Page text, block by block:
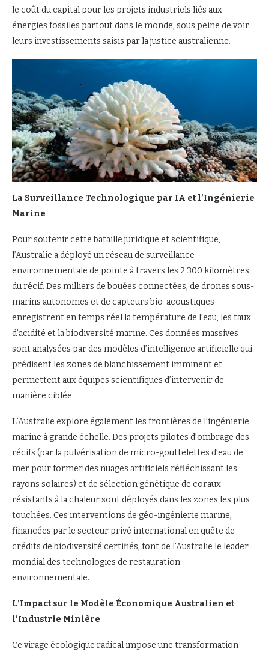
le coût du capital pour les projets industriels liés aux
énergies fossiles partout dans le monde, sous peine de voir
leurs investissements saisis par la justice australienne.
La Surveillance Technologique par IA et l’Ingénierie
Marine
Pour soutenir cette bataille juridique et scientifique,
l’Australie a déployé un réseau de surveillance
environnementale de pointe à travers les 2 300 kilomètres
du récif. Des milliers de bouées connectées, de drones sous-
marins autonomes et de capteurs bio-acoustiques
enregistrent en temps réel la température de l’eau, les taux
d’acidité et la biodiversité marine. Ces données massives
sont analysées par des modèles d’intelligence artificielle qui
prédisent les zones de blanchissement imminent et
permettent aux équipes scientifiques d’intervenir de
manière ciblée.
L’Australie explore également les frontières de l’ingénierie
marine à grande échelle. Des projets pilotes d’ombrage des
récifs (par la pulvérisation de micro-gouttelettes d’eau de
mer pour former des nuages artificiels réfléchissant les
rayons solaires) et de sélection génétique de coraux
résistants à la chaleur sont déployés dans les zones les plus
touchées. Ces interventions de géo-ingénierie marine,
financées par le secteur privé international en quête de
crédits de biodiversité certifiés, font de l’Australie le leader
mondial des technologies de restauration
environnementale.
L’Impact sur le Modèle Économique Australien et
l’Industrie Minière
Ce virage écologique radical impose une transformation